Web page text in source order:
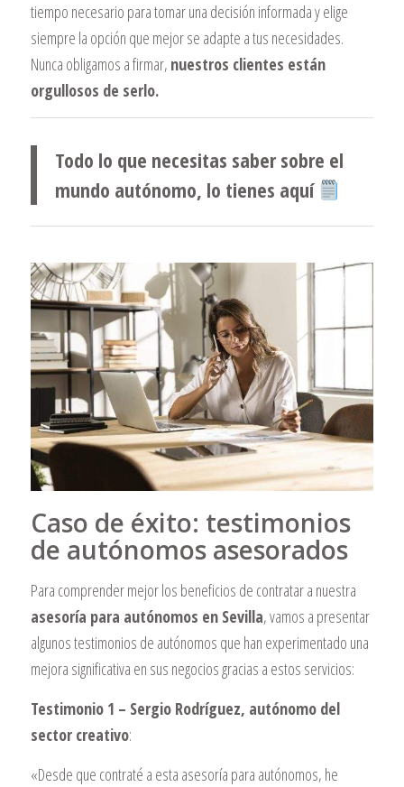
tiempo necesario para tomar una decisión informada y elige
siempre la opción que mejor se adapte a tus necesidades.
Nunca obligamos a firmar, nuestros clientes están
orgullosos de serlo.
Todo lo que necesitas saber sobre el
mundo autónomo, lo tienes aquí
Caso de éxito: testimonios
de autónomos asesorados
Para comprender mejor los beneficios de contratar a nuestra
asesoría para autónomos en Sevilla, vamos a presentar
algunos testimonios de autónomos que han experimentado una
mejora significativa en sus negocios gracias a estos servicios:
Testimonio 1 – Sergio Rodríguez, autónomo del
sector creativo:
«Desde que contraté a esta asesoría para autónomos, he